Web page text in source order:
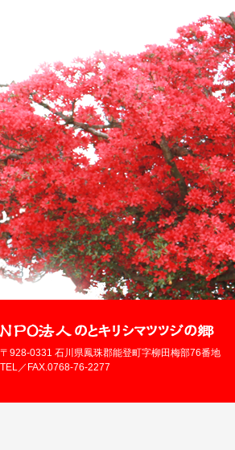
〒928-0331 石川県鳳珠郡能登町字柳田梅部76番地
TEL／FAX.0768-76-2277